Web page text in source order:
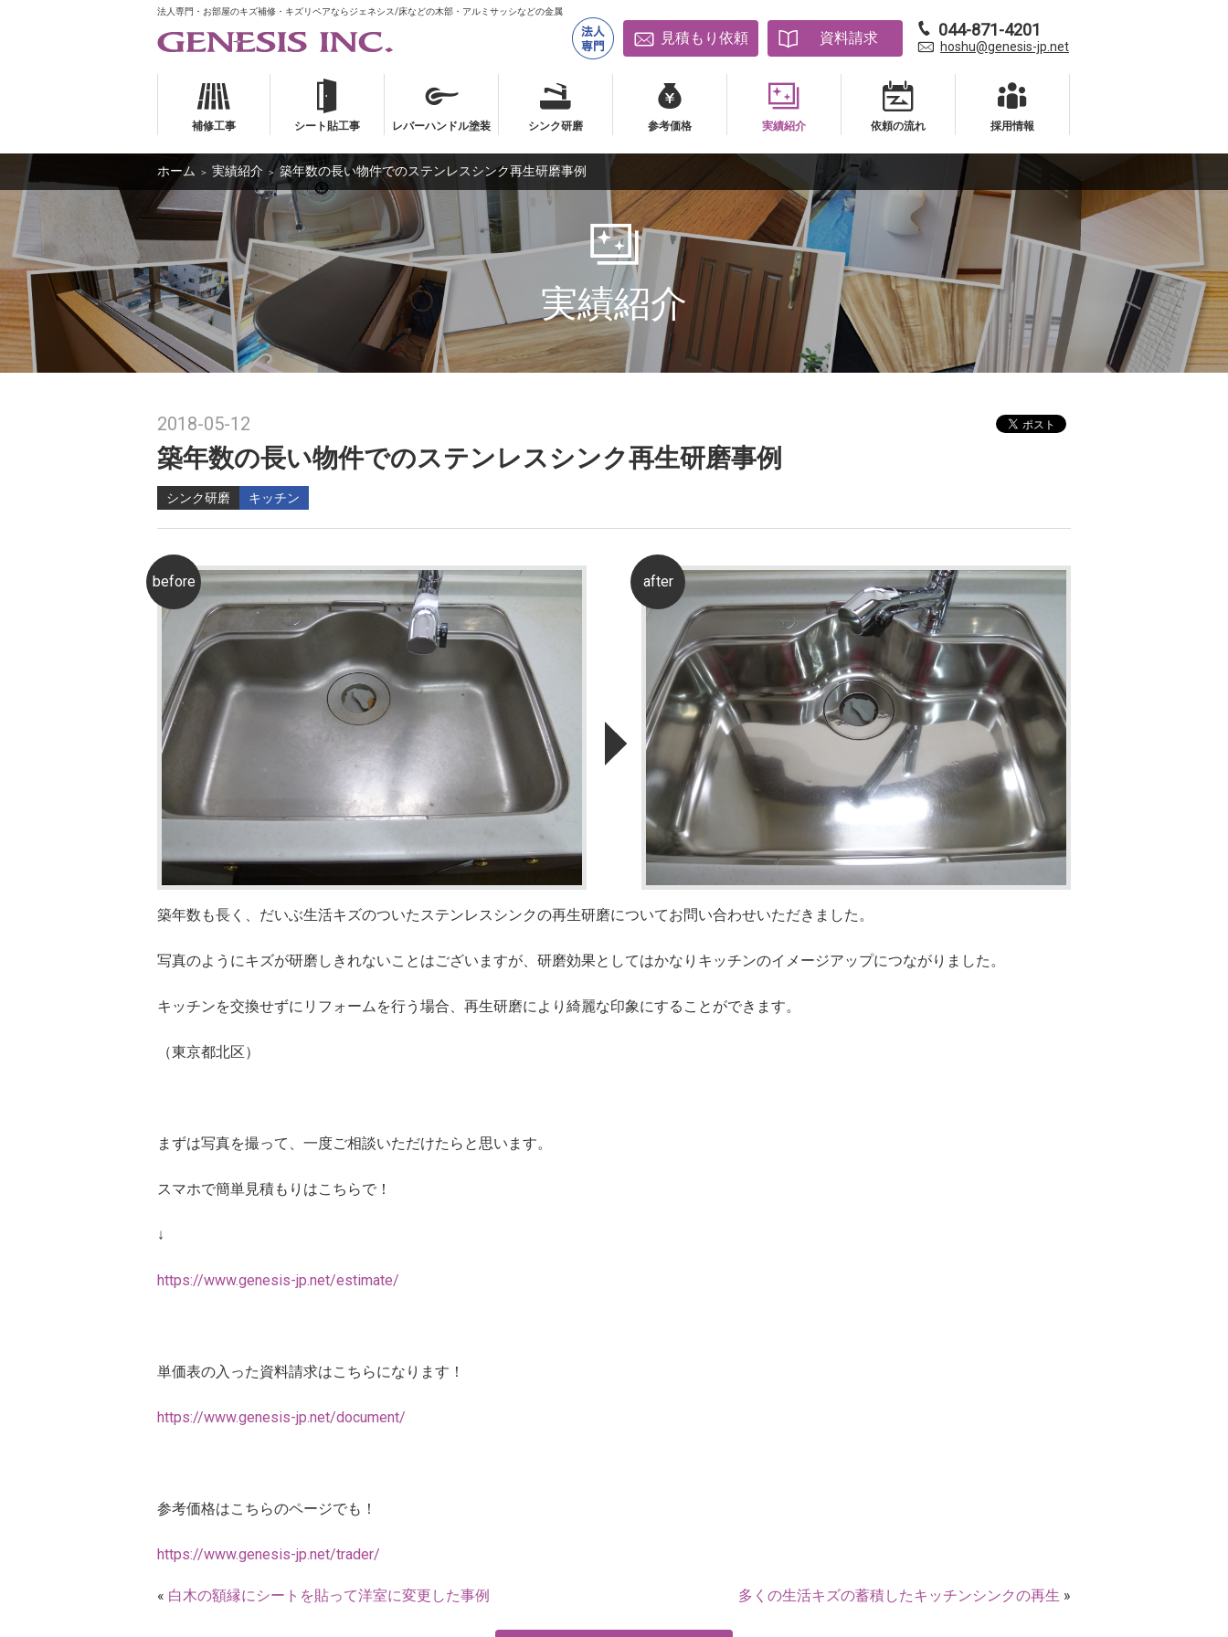
法人専門・お部屋のキズ補修・キズリペアならジェネシス/床などの木部・アルミサッシなどの金属
見積もり依頼 資料請求 044-871-4201
hoshu@genesis-jp.net
補修工事
補修工事
シート貼工事
シート貼工事
レバーハンドル塗装
レバーハンドル塗装
シンク研磨
シンク研磨
参考価格
参考価格
実績紹介
実績紹介
依頼の流れ
依頼の流れ
採用情報
採用情報
ホーム ＞ 実績紹介 ＞ 築年数の長い物件でのステンレスシンク再生研磨事例
実績紹介
2018-05-12
築年数の長い物件でのステンレスシンク再生研磨事例
シンク研磨 キッチン
築年数も長く、だいぶ生活キズのついたステンレスシンクの再生研磨についてお問い合わせいただきました。
写真のようにキズが研磨しきれないことはございますが、研磨効果としてはかなりキッチンのイメージアップにつながりました。
キッチンを交換せずにリフォームを行う場合、再生研磨により綺麗な印象にすることができます。
（東京都北区）
まずは写真を撮って、一度ご相談いただけたらと思います。
スマホで簡単見積もりはこちらで！
↓
https://www.genesis-jp.net/estimate/
単価表の入った資料請求はこちらになります！
https://www.genesis-jp.net/document/
参考価格はこちらのページでも！
https://www.genesis-jp.net/trader/
« 白木の額縁にシートを貼って洋室に変更した事例 多くの生活キズの蓄積したキッチンシンクの再生 »